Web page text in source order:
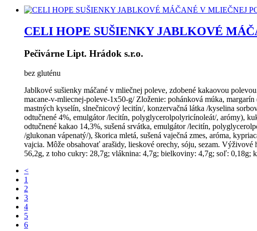
CELI HOPE SUŠIENKY JABLKOVÉ
Pečivárne Lipt. Hrádok s.r.o.
bez gluténu
Jablkové sušienky máčané v mliečnej poleve, zdobené kakaovou
macane-v-mliecnej-poleve-1x50-g/ Zloženie: pohánková múka,
mastných kyselín, slnečnicový lecitín/, konzervačná látka /kyselina
odtučnené 4%, emulgátor /lecitín, polyglycerolpolyricínoleát/, arómy),
odtučnené kakao 14,3%, sušená srvátka, emulgátor /lecitín,
/glukonan vápenatý/), škorica mletá, sušená vaječná zmes, aróma,
vajcia. Môže obsahovať arašidy, lieskové orechy, sóju, sezam.
56,2g, z toho cukry: 28,7g; vláknina: 4,7g; bielkoviny: 4,7g; soľ: 0,18g;
<
1
2
3
4
5
6